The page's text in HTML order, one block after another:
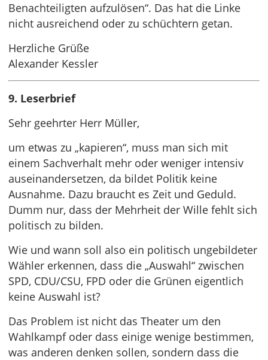
Benachteiligten aufzulösen“. Das hat die Linke
nicht ausreichend oder zu schüchtern getan.
Herzliche Grüße
Alexander Kessler
9. Leserbrief
Sehr geehrter Herr Müller,
um etwas zu „kapieren“, muss man sich mit
einem Sachverhalt mehr oder weniger intensiv
auseinandersetzen, da bildet Politik keine
Ausnahme. Dazu braucht es Zeit und Geduld.
Dumm nur, dass der Mehrheit der Wille fehlt sich
politisch zu bilden.
Wie und wann soll also ein politisch ungebildeter
Wähler erkennen, dass die „Auswahl“ zwischen
SPD, CDU/CSU, FPD oder die Grünen eigentlich
keine Auswahl ist?
Das Problem ist nicht das Theater um den
Wahlkampf oder dass einige wenige bestimmen,
was anderen denken sollen, sondern dass die